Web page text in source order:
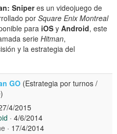
Sniperes un videojuego de
porSquare Enix Montreal
para iOS yAndroid, este
serieHitman,
y la estrategia del
GO (Estrategia por turnos /
4/2015
· 4/6/2014
· 17/4/2014